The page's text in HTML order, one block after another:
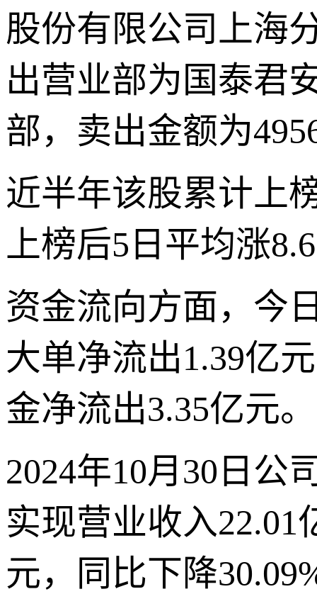
股份有限公司上海
出营业部为国泰君
部，卖出金额为
近半年该股累计上
上榜后5日平均涨
资金流向方面，今
大单净流出1.39亿
金净流出3.35亿元。
2024年10月30日公
实现营业收入22.01
元，同比下降